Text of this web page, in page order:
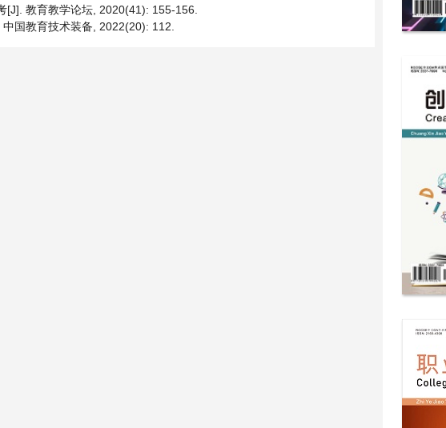
[J]. 教育教学论坛, 2020(41): 155-156.
国教育技术装备, 2022(20): 112.